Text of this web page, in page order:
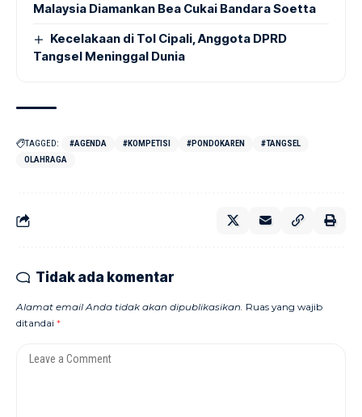
Malaysia Diamankan Bea Cukai Bandara Soetta
Kecelakaan di Tol Cipali, Anggota DPRD
Tangsel Meninggal Dunia
TAGGED: #AGENDA #KOMPETISI #PONDOKAREN
#TANGSEL
OLAHRAGA
Tidak ada komentar
Alamat email Anda tidak akan dipublikasikan. Ruas yang wajib
ditandai *